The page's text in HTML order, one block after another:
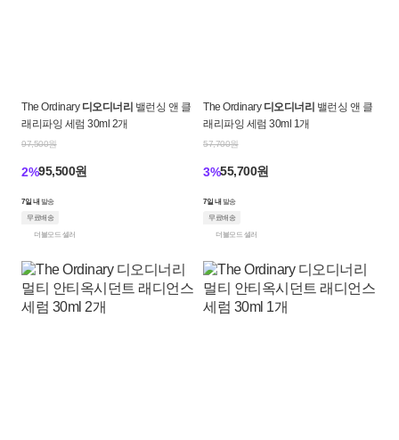
The Ordinary 디오디너리 밸런싱 앤 클
래리파잉 세럼 30ml 2개
97,500원
2%95,500원
7일 내 발송
무료배송
더블모드 셀러
The Ordinary 디오디너리 밸런싱 앤 클
래리파잉 세럼 30ml 1개
57,700원
3%55,700원
7일 내 발송
무료배송
더블모드 셀러